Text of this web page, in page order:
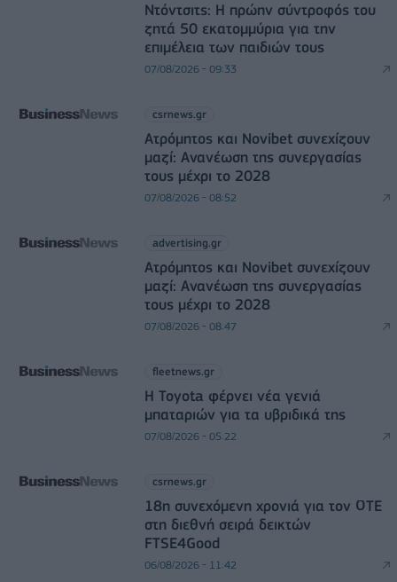
Ντόντσιτς: Η πρώην σύντροφός του
ζητά 50 εκατομμύρια για την
επιμέλεια των παιδιών τους
07/08/2026 - 09:33
csrnews.gr
Ατρόμητος και Novibet συνεχίζουν
μαζί: Ανανέωση της συνεργασίας
τους μέχρι το 2028
07/08/2026 - 08:52
advertising.gr
Ατρόμητος και Novibet συνεχίζουν
μαζί: Ανανέωση της συνεργασίας
τους μέχρι το 2028
07/08/2026 - 08:47
fleetnews.gr
Η Toyota φέρνει νέα γενιά
μπαταριών για τα υβριδικά της
07/08/2026 - 05:22
csrnews.gr
18η συνεχόμενη χρονιά για τον ΟΤΕ
στη διεθνή σειρά δεικτών
FTSE4Good
06/08/2026 - 11:42